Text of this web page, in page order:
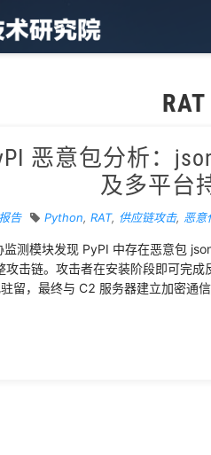
RAT
恶意包分析：
及多平台
告 Python,RAT, 供应链攻击, 恶意
测模块发现 PyPI 中存在恶意包
击链。攻击者在安装阶段即可完
留，最终与 C2 服务器建立加密通